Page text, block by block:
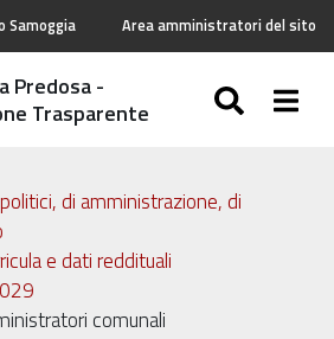
Samoggia Area amministratori del sito
Predosa -
Trasparente
di amministrazione, di
e dati reddituali
comunali